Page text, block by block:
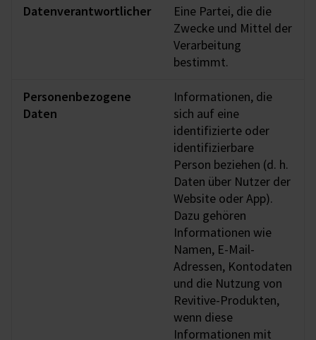
Datenverantwortlicher
Eine Partei, die die
Zwecke und Mittel der
Verarbeitung
bestimmt.
Personenbezogene
Daten
Informationen, die
sich auf eine
identifizierte oder
identifizierbare
Person beziehen (d. h.
Daten über Nutzer der
Website oder App).
Dazu gehören
Informationen wie
Namen, E-Mail-
Adressen, Kontodaten
und die Nutzung von
Revitive-Produkten,
wenn diese
Informationen mit